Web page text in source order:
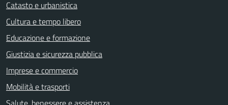
Catasto e urbanistica
Cultura e tempo libero
Educazione e formazione
Giustizia e sicurezza pubblica
Imprese e commercio
Mobilità e trasporti